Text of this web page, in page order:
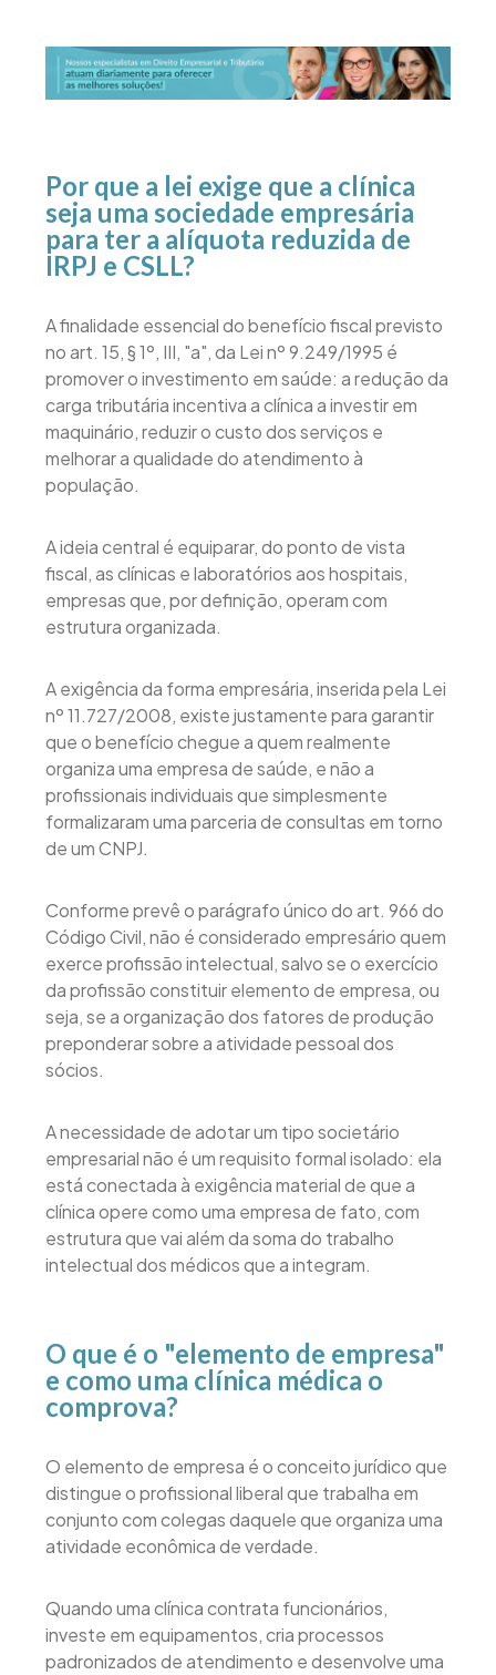
Por que a lei exige que a clínica
seja uma sociedade empresária
para ter a alíquota reduzida de
IRPJ e CSLL?
A finalidade essencial do benefício fiscal previsto
no art. 15, § 1º, III, "a", da Lei nº 9.249/1995 é
promover o investimento em saúde: a redução da
carga tributária incentiva a clínica a investir em
maquinário, reduzir o custo dos serviços e
melhorar a qualidade do atendimento à
população.
A ideia central é equiparar, do ponto de vista
fiscal, as clínicas e laboratórios aos hospitais,
empresas que, por definição, operam com
estrutura organizada.
A exigência da forma empresária, inserida pela Lei
nº 11.727/2008, existe justamente para garantir
que o benefício chegue a quem realmente
organiza uma empresa de saúde, e não a
profissionais individuais que simplesmente
formalizaram uma parceria de consultas em torno
de um CNPJ.
Conforme prevê o parágrafo único do art. 966 do
Código Civil, não é considerado empresário quem
exerce profissão intelectual, salvo se o exercício
da profissão constituir elemento de empresa, ou
seja, se a organização dos fatores de produção
preponderar sobre a atividade pessoal dos
sócios.
A necessidade de adotar um tipo societário
empresarial não é um requisito formal isolado: ela
está conectada à exigência material de que a
clínica opere como uma empresa de fato, com
estrutura que vai além da soma do trabalho
intelectual dos médicos que a integram.
O que é o "elemento de empresa"
e como uma clínica médica o
comprova?
O elemento de empresa é o conceito jurídico que
distingue o profissional liberal que trabalha em
conjunto com colegas daquele que organiza uma
atividade econômica de verdade.
Quando uma clínica contrata funcionários,
investe em equipamentos, cria processos
padronizados de atendimento e desenvolve uma